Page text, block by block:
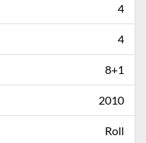
4
4
8+1
2010
Roll